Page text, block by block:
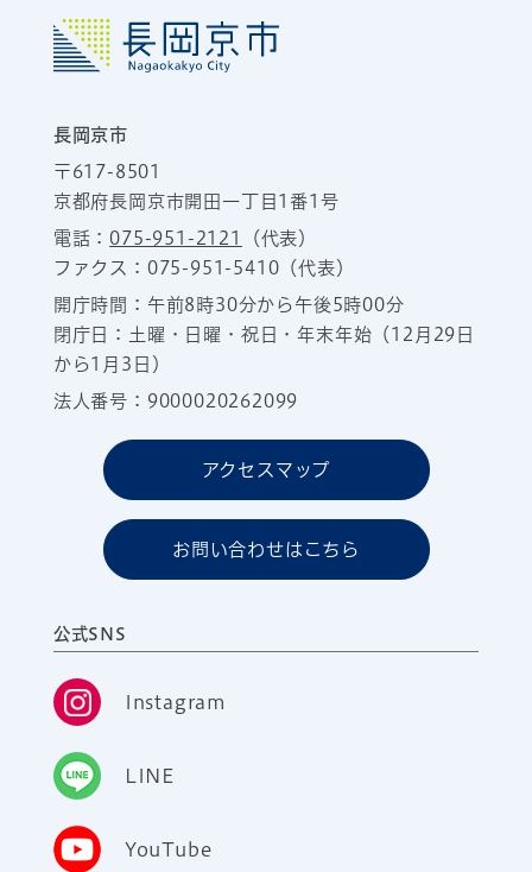
長岡京市
〒617-8501
京都府長岡京市開田一丁目1番1号
電話：075-951-2121
（代表）
ファクス：075-951-5410（代表）
開庁時間：午前8時30分から午後5時00分
閉庁日：土曜・日曜・祝日・年末年始（12月29日
から1月3日）
法人番号：9000020262099
アクセスマップ
お問い合わせはこちら
公式SNS
Instagram
LINE
YouTube